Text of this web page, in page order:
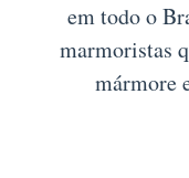
em todo o
marmoristas
mármore